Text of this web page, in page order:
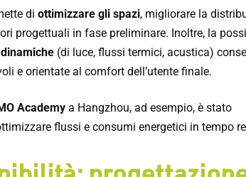
di ottimizzare gli spazi, migliorare la
progettuali in fase preliminare. Inoltre, la
(di luce, flussi termici, acustica)
e orientate al comfort dell’utente finale.
Academy a Hangzhou, ad esempio, è stato
flussi e consumi energetici in tempo